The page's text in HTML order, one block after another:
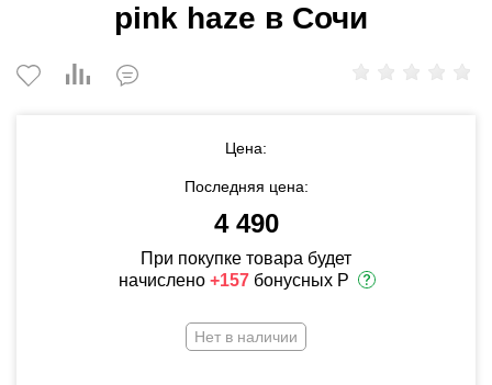
pink haze в Сочи
Цена:
Последняя цена:
4 490
При покупке товара будет
начислено +157 бонусных Р
Нет в наличии